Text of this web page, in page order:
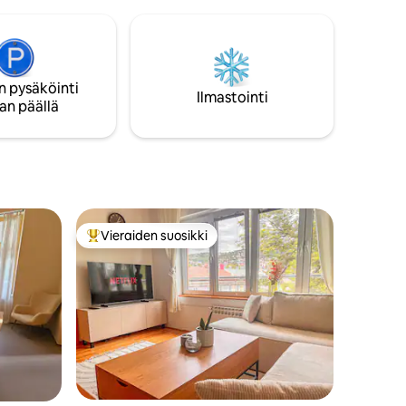
pysäköinti
päällä
Ilmastointi
Vieraiden suosikkien parhaimmistoa
Vieraiden suosikki